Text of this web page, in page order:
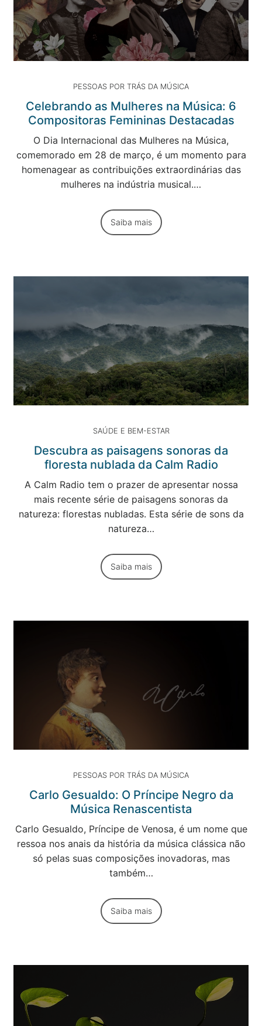
PESSOAS POR TRÁS DA MÚSICA
Celebrando as Mulheres na Música: 6
Compositoras Femininas Destacadas
O Dia Internacional das Mulheres na Música,
comemorado em 28 de março, é um momento para
homenagear as contribuições extraordinárias das
mulheres na indústria musical.…
Saiba mais
SAÚDE E BEM-ESTAR
Descubra as paisagens sonoras da
floresta nublada da Calm Radio
A Calm Radio tem o prazer de apresentar nossa
mais recente série de paisagens sonoras da
natureza: florestas nubladas. Esta série de sons da
natureza…
Saiba mais
PESSOAS POR TRÁS DA MÚSICA
Carlo Gesualdo: O Príncipe Negro da
Música Renascentista
Carlo Gesualdo, Príncipe de Venosa, é um nome que
ressoa nos anais da história da música clássica não
só pelas suas composições inovadoras, mas
também…
Saiba mais